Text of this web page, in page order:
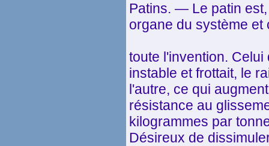
Patins. — Le patin
organe du système et
toute l'invention.
instable et frottait, le
l'autre, ce qui
résistance au
kilogrammes par
Désireux de